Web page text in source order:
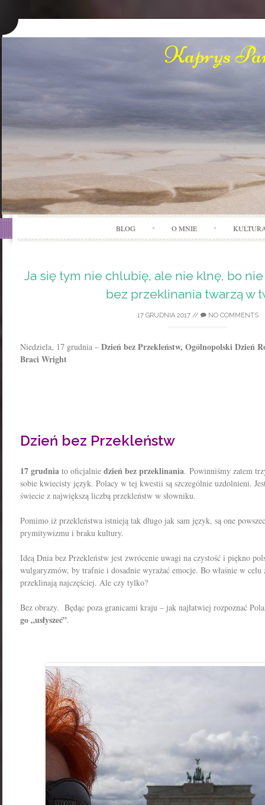
Kaprys
BLOG O MNIE
Ja się tym nie chlubię, ale nie klnę, bo
bez przeklinania twarzą w
17 GRUDNIA 2017// NO COMMENTS
Niedziela, 17 grudnia – Dzień bez Przekleństw, Ogólnopolski Dzień
Braci Wright
Dzień bez Przekleństw
17 grudnia to oficjalnie dzień bez przeklinania. Powinniśmy zatem
sobie kwiecisty język. Polacy w tej kwestii są szczególnie uzdolnieni.
świecie z największą liczbą przekleństw w słowniku.
Pomimo iż przekleństwa istnieją tak długo jak sam język, są one
prymitywizmu i braku kultury.
Ideą Dnia bez Przekleństw jest zwrócenie uwagi na czystość i piękno
wulgaryzmów, by trafnie i dosadnie wyrażać emocje. Bo właśnie w
przeklinają najczęściej. Ale czy tylko?
Bez obrazy. Będąc poza granicami kraju – jak najłatwiej rozpoznać
go „usłyszeć”.